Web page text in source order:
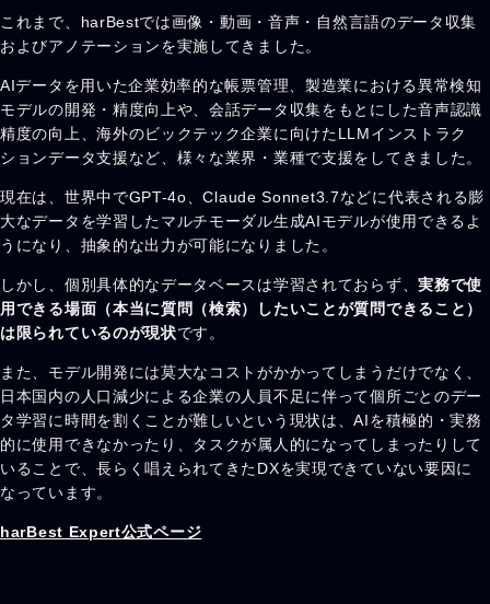
これまで、harBestでは画像・動画・音声・自然言語のデータ収集
およびアノテーションを実施してきました。
AIデータを用いた企業効率的な帳票管理、製造業における異常検知
モデルの開発・精度向上や、会話データ収集をもとにした音声認識
精度の向上、海外のビックテック企業に向けたLLMインストラク
ションデータ支援など、様々な業界・業種で支援をしてきました。
現在は、世界中でGPT-4o、Claude Sonnet3.7などに代表される膨
大なデータを学習したマルチモーダル生成AIモデルが使用できるよ
うになり、抽象的な出力が可能になりました。
しかし、個別具体的なデータベースは学習されておらず、実務で使
用できる場面（本当に質問（検索）したいことが質問できること）
は限られているのが現状です。
また、モデル開発には莫大なコストがかかってしまうだけでなく、
日本国内の人口減少による企業の人員不足に伴って個所ごとのデー
タ学習に時間を割くことが難しいという現状は、AIを積極的・実務
的に使用できなかったり、タスクが属人的になってしまったりして
いることで、長らく唱えられてきたDXを実現できていない要因に
なっています。
harBest Expert公式ページ